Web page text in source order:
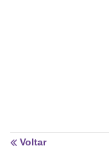
Voltar